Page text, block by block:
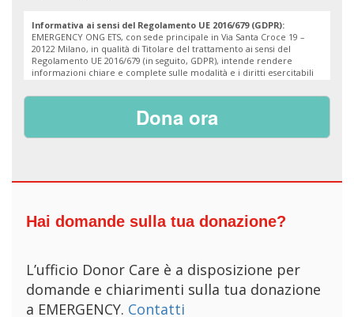
Informativa ai sensi del Regolamento UE 2016/679 (GDPR):
EMERGENCY ONG ETS, con sede principale in Via Santa Croce 19 –
20122 Milano, in qualità di Titolare del trattamento ai sensi del
Regolamento UE 2016/679 (in seguito, GDPR), intende rendere
informazioni chiare e complete sulle modalità e i diritti esercitabili
ispirandosi ai previsti princìpi di liceità, correttezza e trasparenza a
tutela delle libertà e dei diritti degli interessati.
I Dati Personali trattati dal Titolare includono:
(i) dati identificativi (nome, cognome, età, sesso, codice fiscale); (ii)
2. FINALITÀ E BASI GIURIDICHEI Dati Personali saranno trattati per
a) espletamento di tutte le fasi connesse alla donazione e/o
all’adesione ai progetti e appelli specifici promossi dal
b) rispetto di procedure amministrative interne e
adempimento di obblighi di legge o regolamenti vigenti in
Italia (es. comunicazione all’Agenzia delle Entrate – per la
predisposizione delle dichiarazioni dei redditi precompilate
– dei dati anagrafici e relativi alle donazioni effettuate, ai sensi
Hai domande sulla tua donazione?
L’ufficio Donor Care è a disposizione per
domande e chiarimenti sulla tua donazione
a EMERGENCY. Contatti